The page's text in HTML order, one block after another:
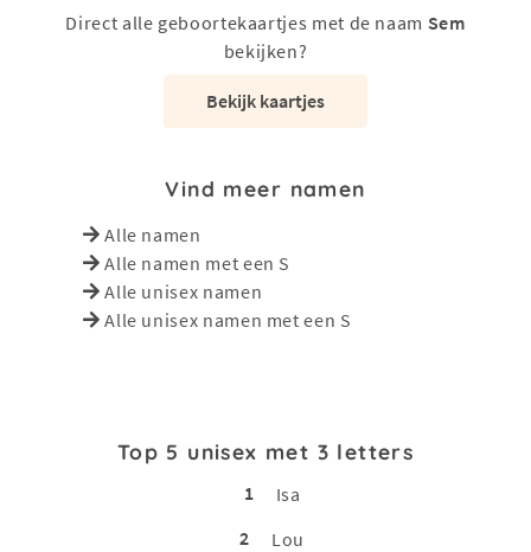
Direct alle geboortekaartjes met de naam Sem
bekijken?
Bekijk kaartjes
Vind meer namen
Alle namen
Alle namen met een S
Alle unisex namen
Alle unisex namen met een S
Top 5 unisex met 3 letters
1
Isa
2
Lou